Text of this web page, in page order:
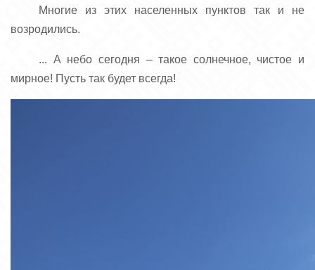
Многие из этих населенных пунктов так и не
возродились.
... А небо сегодня – такое солнечное, чистое и
мирное! Пусть так будет всегда!